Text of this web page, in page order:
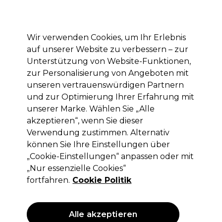
Anmelden
Marken Deals Haare Elektrogeräte Saloneinrichtung
Lieferung und Lieferzeiten
– mehr erfahren
Marken Olaplex
Olaplex
erfahren
Wir verwenden Cookies, um Ihr Erlebnis
auf unserer Website zu verbessern – zur
Unterstützung von Website-Funktionen,
zur Personalisierung von Angeboten mit
unseren vertrauenswürdigen Partnern
und zur Optimierung Ihrer Erfahrung mit
unserer Marke. Wählen Sie „Alle
akzeptieren“, wenn Sie dieser
Verwendung zustimmen. Alternativ
können Sie Ihre Einstellungen über
„Cookie-Einstellungen“ anpassen oder mit
„Nur essenzielle Cookies“
fortfahren. Cookie Politik
Alle akzeptieren